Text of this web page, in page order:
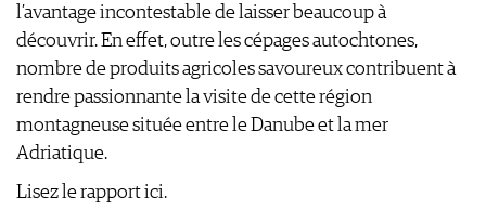
CLUB LES DOMAINES
TIPPS & TRICKS
NEWS
KULINARIK
HOTSPOTS
WEINREISEN
REPORTAGEN
DOSSIER
WINEGUIDES
KLARTEXT
EXTRAS
ABO
AUSGABE
MEDIATHEK
APPS
VIDEOS
BILDSTRECKEN
BÜCHER
NEWS
l’avantage incontestable de laisser beaucoup à
découvrir. En effet, outre les cépages autochtones,
nombre de produits agricoles savoureux contribuent à
rendre passionnante la visite de cette région
montagneuse située entre le Danube et la mer
Adriatique.
Lisez le rapport ici.